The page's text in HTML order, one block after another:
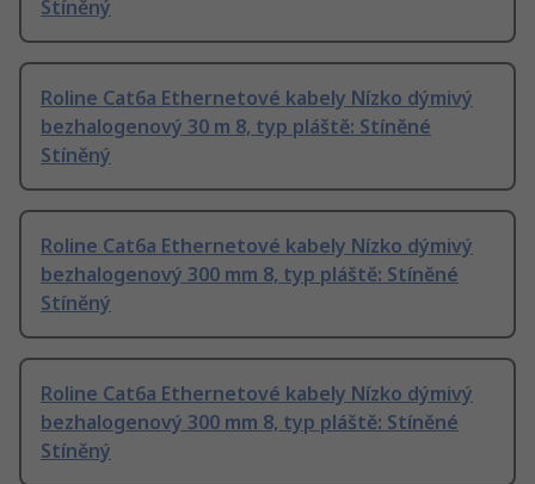
Stíněný
Roline Cat6a Ethernetové kabely Nízko dýmivý
bezhalogenový 30 m 8, typ pláště: Stíněné
Stíněný
Roline Cat6a Ethernetové kabely Nízko dýmivý
bezhalogenový 300 mm 8, typ pláště: Stíněné
Stíněný
Roline Cat6a Ethernetové kabely Nízko dýmivý
bezhalogenový 300 mm 8, typ pláště: Stíněné
Stíněný